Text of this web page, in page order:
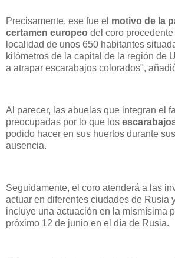
Precisamente, ese fue el motivo de la
certamen europeo del coro
localidad de unos 650 habitantes
kilómetros de la capital de la región de
a atrapar escarabajos colorados",
Al parecer, las abuelas que integran el
preocupadas por lo que los
podido hacer en sus huertos durante
ausencia.
Seguidamente, el coro atenderá a las
actuar en diferentes ciudades de Rusia
incluye una actuación en la mismísima
próximo 12 de junio en el día de Rusia.